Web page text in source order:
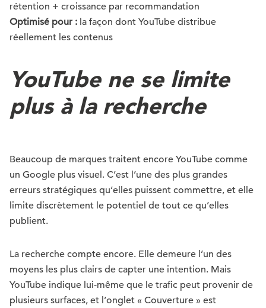
rétention + croissance par recommandation
Optimisé pour : la façon dont YouTube distribue
réellement les contenus
YouTube ne se limite
plus à la recherche
Beaucoup de marques traitent encore YouTube comme
un Google plus visuel. C’est l’une des plus grandes
erreurs stratégiques qu’elles puissent commettre, et elle
limite discrètement le potentiel de tout ce qu’elles
publient.
La recherche compte encore. Elle demeure l’un des
moyens les plus clairs de capter une intention. Mais
YouTube indique lui-même que le trafic peut provenir de
plusieurs surfaces, et l’onglet « Couverture » est